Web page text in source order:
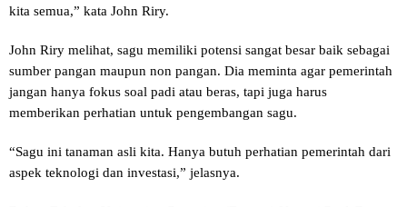
kita semua,” kata John Riry.
John Riry melihat, sagu memiliki potensi sangat besar baik sebagai
sumber pangan maupun non pangan. Dia meminta agar pemerintah
jangan hanya fokus soal padi atau beras, tapi juga harus
memberikan perhatian untuk pengembangan sagu.
“Sagu ini tanaman asli kita. Hanya butuh perhatian pemerintah dari
aspek teknologi dan investasi,” jelasnya.